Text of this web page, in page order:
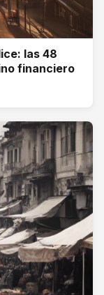
las 48
financiero